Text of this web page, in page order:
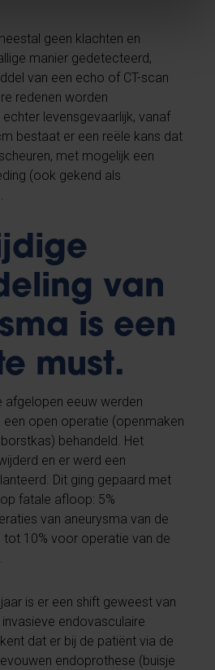
geen klachten en
manier gedetecteerd,
van een echo of CT-scan
redenen worden
levensgevaarlijk, vanaf
bestaat er een reële kans dat
met mogelijk een
(ook gekend als
van
is een
must.
afgelopen eeuw werden
een open operatie (openmaken
behandeld. Het
en er werd een
Dit ging gepaard met
fatale afloop: 5%
van aneurysma van de
tot 10% voor operatie van de
is er een shift geweest van
endovasculaire
dat er bij de patiënt via de
endoprothese (buisje